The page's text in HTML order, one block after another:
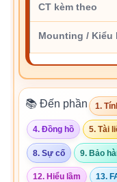
CT kèm theo
Mounting / Kiểu
📚 Đến phần 1.
4. Đồng hồ 5. Tài
8. Sự cố 9. Bảo
12. Hiểu lầm 13.